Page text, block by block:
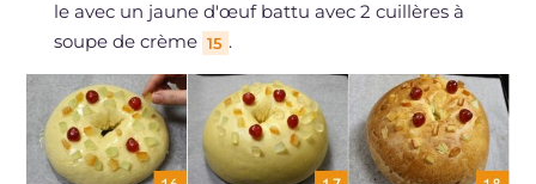
le avec un jaune d'œuf battu avec 2 cuillères à
soupe de crème 15 .